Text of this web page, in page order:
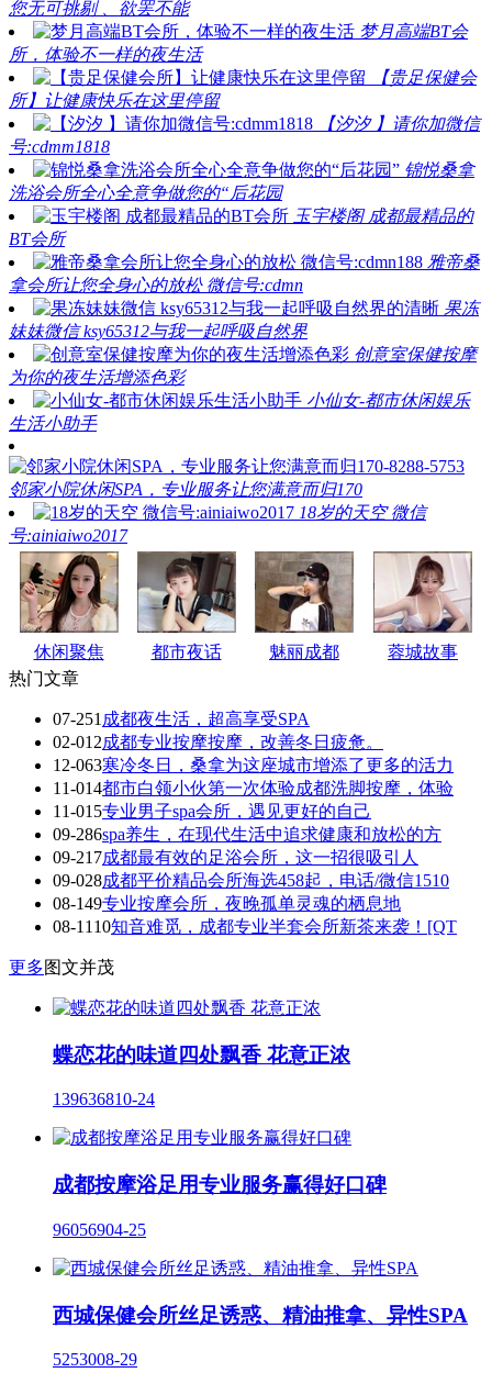
您无可挑剔 、欲罢不能
梦月高端BT会
所，体验不一样的夜生活
【贵足保健会
所】让健康快乐在这里停留
【汐汐 】请你加微信
号:cdmm1818
锦悦桑拿
洗浴会所全心全意争做您的“后花园
玉宇楼阁 成都最精品的
BT会所
雅帝桑
拿会所让您全身心的放松 微信号:cdmn
果冻
妹妹微信 ksy65312与我一起呼吸自然界
创意室保健按摩
为你的夜生活增添色彩
小仙女-都市休闲娱乐
生活小助手
邻家小院休闲SPA，专业服务让您满意而归170
18岁的天空 微信
号:ainiaiwo2017
休闲聚焦 都市夜话 魅丽成都
蓉城故事
热门文章
07-251 成都夜生活，超高享受SPA
02-01 2成都专业按摩按摩，改善冬日疲惫。
12-063寒冷冬日，桑拿为这座城市增添了更多的活力
11-014都市白领小伙第一次体验成都洗脚按摩，体验
11-01 5专业男子spa会所，遇见更好的自己
09-286spa养生，在现代生活中追求健康和放松的方
09-21 7成都最有效的足浴会所，这一招很吸引人
09-028成都平价精品会所海选458起，电话/微信1510
08-149专业按摩会所，夜晚孤单灵魂的栖息地
08-11 10知音难觅，成都专业半套会所新茶来袭！[QT
更多图文并茂
蝶恋花的味道四处飘香 花意正浓
139636810-24
成都按摩浴足用专业服务赢得好口碑
96056904-25
西城保健会所丝足诱惑、精油推拿、异性SPA
5253008-29